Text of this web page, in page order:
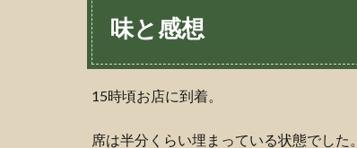
味と感想
15時頃お店に到着。
席は半分くらい埋まっている状態でした。